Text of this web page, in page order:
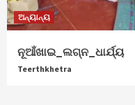
ଅନ୍ୟାନ୍ୟ
ନୂଆଁଖାଇ_ଲଗ୍ନ_ଧାର୍ଯ୍ୟ
Teerthkhetra